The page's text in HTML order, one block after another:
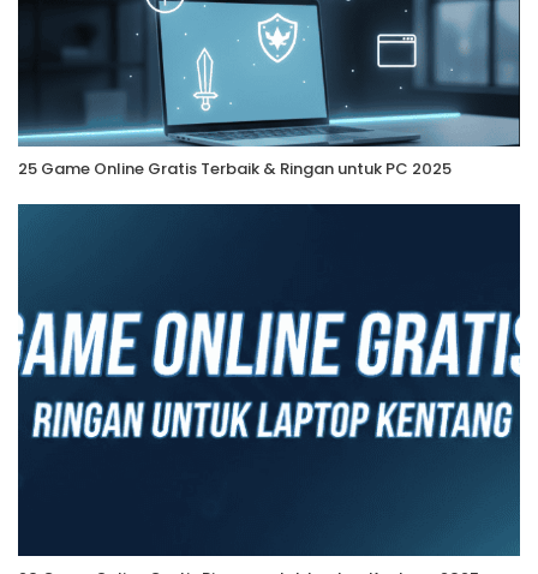
25 Game Online Gratis Terbaik & Ringan untuk PC 2025